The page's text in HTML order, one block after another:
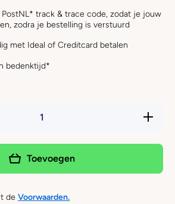
track & trace code, zodat je jouw
zodra je bestelling is verstuurd
met Ideal of Creditcard betalen
bedenktijd*
Verhoog
- Lady
Toevoegen
de Voorwaarden.